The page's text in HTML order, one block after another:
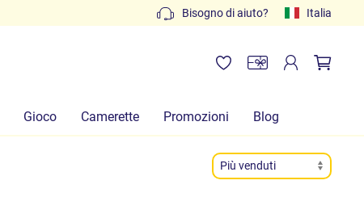
Preventivi gratuiti: scrivi ainfo@lachiocciolababy.it
Bisogno di aiuto? Italia
Gioco Camerette Promozioni Blog